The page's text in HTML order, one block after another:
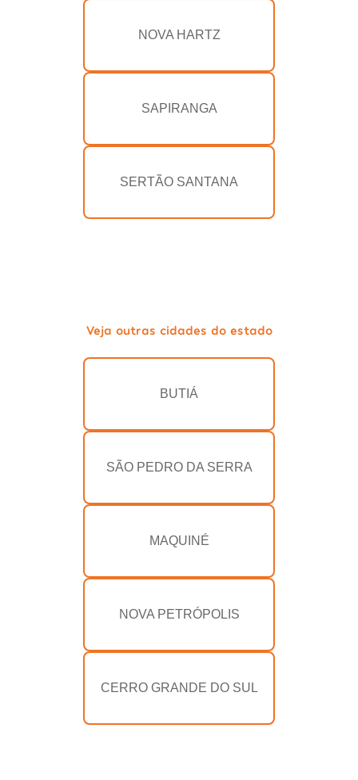
NOVA HARTZ
SAPIRANGA
SERTÃO SANTANA
Veja outras cidades do estado
BUTIÁ
SÃO PEDRO DA SERRA
MAQUINÉ
NOVA PETRÓPOLIS
CERRO GRANDE DO SUL